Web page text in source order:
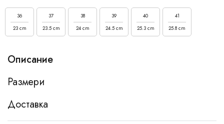
36
23 cm
37
23.5 cm
38
24 cm
39
24.5 cm
40
25.3 cm
41
25.8 cm
Описание
Размери
Доставка